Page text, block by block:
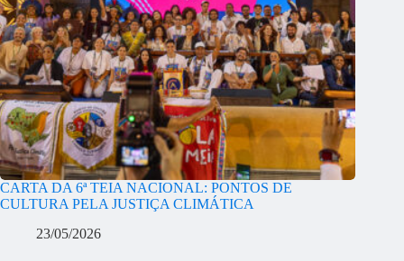
CARTA DA 6ª TEIA NACIONAL: PONTOS DE
CULTURA PELA JUSTIÇA CLIMÁTICA
23/05/2026